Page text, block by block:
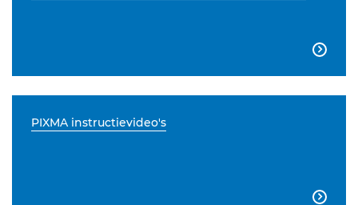

PIXMA instructievideo's
